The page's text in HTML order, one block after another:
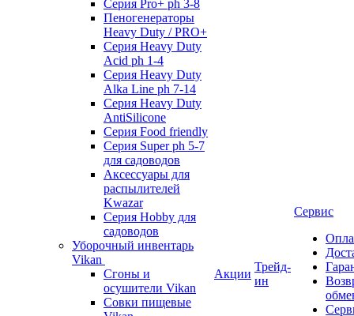
Серия Pro+ ph 3-8
Пеногенераторы
Heavy Duty / PRO+
Серия Heavy Duty
Acid ph 1-4
Серия Heavy Duty
Alka Line ph 7-14
Серия Heavy Duty
AntiSilicone
Серия Food friendly
Серия Super ph 5-7
для садоводов
Аксессуары для
распылителей
Kwazar
Серия Hobby для
садоводов
Уборочный инвентарь
Vikan
Сгоны и
осушители Vikan
Совки пищевые
Акции
Трейд-
ин
Сервис